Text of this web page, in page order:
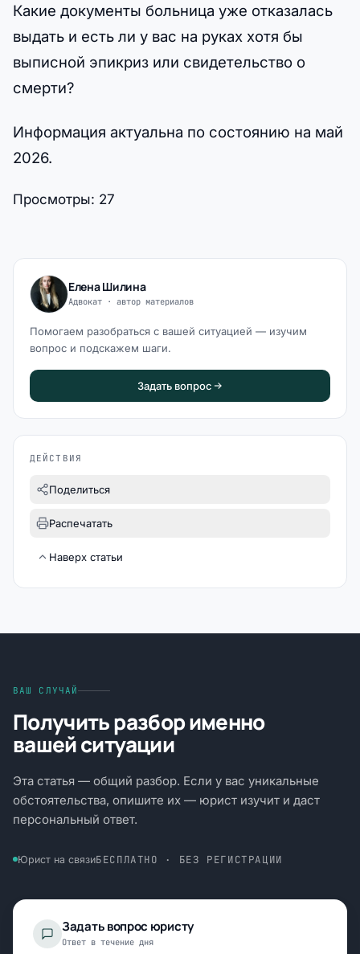
Какие документы больница уже отказалась
выдать и есть ли у вас на руках хотя бы
выписной эпикриз или свидетельство о
смерти?
Информация актуальна по состоянию на май
2026.
Просмотры: 27
Елена Шилина
Адвокат · автор материалов
Помогаем разобраться с вашей ситуацией — изучим
вопрос и подскажем шаги.
Задать вопрос
ДЕЙСТВИЯ
Поделиться
Распечатать
Наверх статьи
ВАШ СЛУЧАЙ
Получить разбор именно
вашей ситуации
Эта статья — общий разбор. Если у вас уникальные
обстоятельства, опишите их — юрист изучит и даст
персональный ответ.
Юрист на связиБЕСПЛАТНО · БЕЗ РЕГИСТРАЦИИ
Задать вопрос юристу
Ответ в течение дня